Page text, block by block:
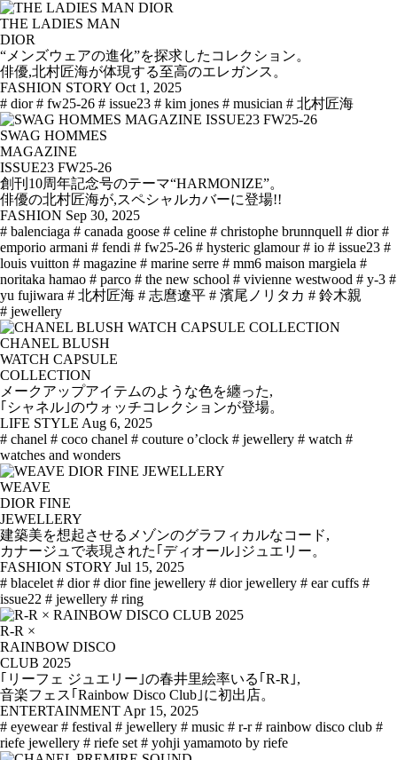
THE LADIES MAN
DIOR
“メンズウェアの進化”を探求したコレクション。
俳優,北村匠海が体現する至高のエレガンス。
FASHION STORY Oct 1, 2025
# dior # fw25-26 # issue23 # kim jones # musician # 北村匠海
SWAG HOMMES
MAGAZINE
ISSUE23 FW25-26
創刊10周年記念号のテーマ“HARMONIZE”。
俳優の北村匠海が,スペシャルカバーに登場!!
FASHION Sep 30, 2025
# balenciaga # canada goose # celine # christophe brunnquell # dior #
emporio armani # fendi # fw25-26 # hysteric glamour # io # issue23 #
louis vuitton # magazine # marine serre # mm6 maison margiela #
noritaka hamao # parco # the new school # vivienne westwood # y-3 #
yu fujiwara # 北村匠海 # 志麿遼平 # 濱尾ノリタカ # 鈴木親
# jewellery
CHANEL BLUSH
WATCH CAPSULE
COLLECTION
メークアップアイテムのような色を纏った,
｢シャネル｣のウォッチコレクションが登場。
LIFE STYLE Aug 6, 2025
# chanel # coco chanel # couture o’clock # jewellery # watch #
watches and wonders
WEAVE
DIOR FINE
JEWELLERY
建築美を想起させるメゾンのグラフィカルなコード,
カナージュで表現された｢ディオール｣ジュエリー。
FASHION STORY Jul 15, 2025
# blacelet # dior # dior fine jewellery # dior jewellery # ear cuffs #
issue22 # jewellery # ring
R-R ×
RAINBOW DISCO
CLUB 2025
｢リーフェ ジュエリー｣の春井里絵率いる｢R-R｣,
音楽フェス｢Rainbow Disco Club｣に初出店。
ENTERTAINMENT Apr 15, 2025
# eyewear # festival # jewellery # music # r-r # rainbow disco club #
riefe jewellery # riefe set # yohji yamamoto by riefe